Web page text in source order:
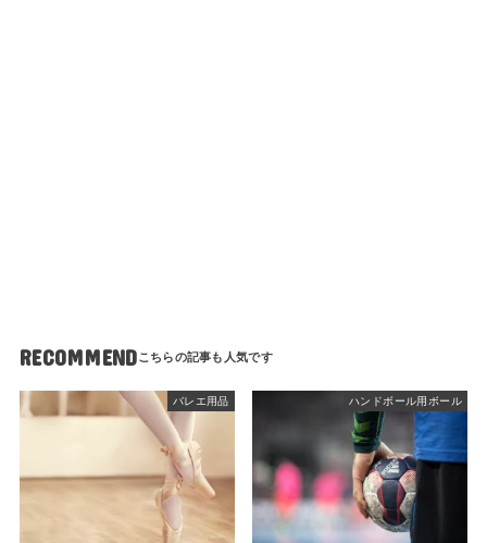
RECOMMEND
バレエ用品 ハンドボール用ボール